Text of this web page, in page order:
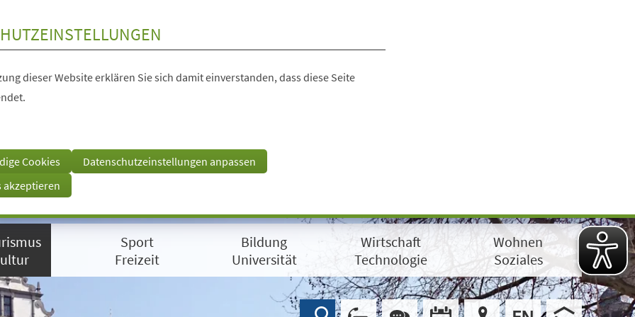
dieser Website erklären Sie sich damit einverstanden, dass diese Seite
Cookies
Datenschutzeinstellungen anpassen
akzeptieren
Sport
Freizeit
Bildung
Universität
Wirtschaft
Technologie
Wohnen
Soziales